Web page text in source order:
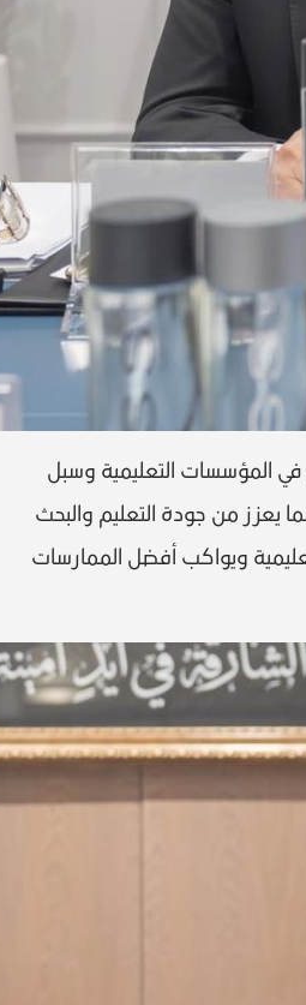
في المؤسسات التعليمية وسبل
يعزز من جودة التعليم والبحث
ويواكب أفضل الممارسات